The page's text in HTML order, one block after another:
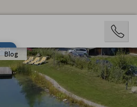
Blog